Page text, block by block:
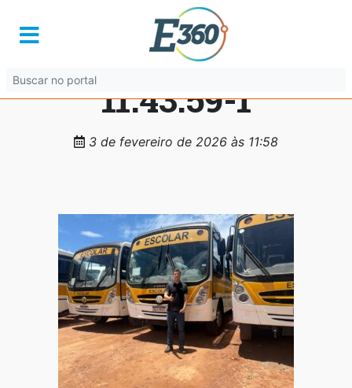
WhatsApp-Image-
2026-02-03-at-
11.43.59-1
3 de fevereiro de 2026 às 11:58